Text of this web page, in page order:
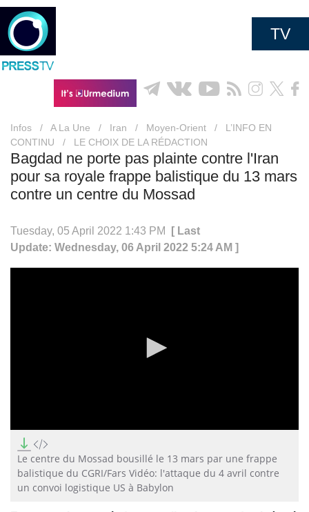
TV
Infos / A La Une / Iran / Moyen-Orient /
L’INFO EN
CONTINU
/ LE CHOIX DE LA RÉDACTION
Bagdad ne porte pas plainte contre l'Iran
pour sa royale frappe balistique du 13 mars
contre un centre du Mossad
Tuesday, 05 April 2022 1:43 PM
[ Last
Update: Wednesday, 06 April 2022 5:24 AM ]
seconds
of
21
seconds
Le centre du Mossad bousillé le 13 mars par une frappe
balistique du CGRI/Fars Vidéo: l'attaque du 4 avril contre
un convoi logistique US à Babylon